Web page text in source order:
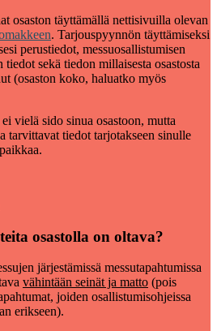
osaston täyttämällä nettisivuilla olevan
. Tarjouspyynnön täyttämiseksi
perustiedot, messuosallistumisen
sekä tiedon millaisesta osastosta
(osaston koko, haluatko myös
vielä sido sinua osastoon, mutta
tarvittavat tiedot tarjotakseen sinulle
osastolla on oltava?
järjestämissä messutapahtumissa
vähintään seinät ja matto (pois
joiden osallistumisohjeissa
erikseen).